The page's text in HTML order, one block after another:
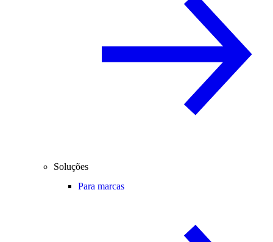
Soluções
Para marcas